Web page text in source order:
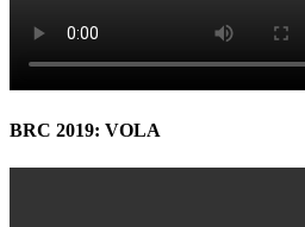
BRC 2019: VOLA